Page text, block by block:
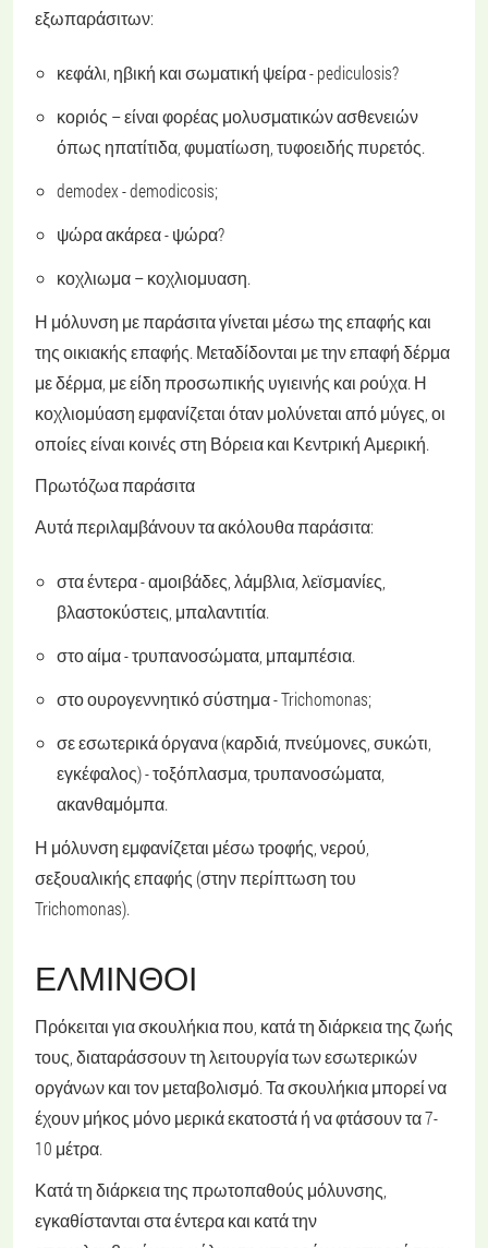
εξωπαράσιτων:
κεφάλι, ηβική και σωματική ψείρα - pediculosis?
κοριός – είναι φορέας μολυσματικών ασθενειών
όπως ηπατίτιδα, φυματίωση, τυφοειδής πυρετός.
demodex - demodicosis;
ψώρα ακάρεα - ψώρα?
κοχλιωμα – κοχλιομυαση.
Η μόλυνση με παράσιτα γίνεται μέσω της επαφής και
της οικιακής επαφής. Μεταδίδονται με την επαφή δέρμα
με δέρμα, με είδη προσωπικής υγιεινής και ρούχα. Η
κοχλιομύαση εμφανίζεται όταν μολύνεται από μύγες, οι
οποίες είναι κοινές στη Βόρεια και Κεντρική Αμερική.
Πρωτόζωα παράσιτα
Αυτά περιλαμβάνουν τα ακόλουθα παράσιτα:
στα έντερα - αμοιβάδες, λάμβλια, λεϊσμανίες,
βλαστοκύστεις, μπαλαντιτία.
στο αίμα - τρυπανοσώματα, μπαμπέσια.
στο ουρογεννητικό σύστημα - Trichomonas;
σε εσωτερικά όργανα (καρδιά, πνεύμονες, συκώτι,
εγκέφαλος) - τοξόπλασμα, τρυπανοσώματα,
ακανθαμόμπα.
Η μόλυνση εμφανίζεται μέσω τροφής, νερού,
σεξουαλικής επαφής (στην περίπτωση του
Trichomonas).
ΕΛΜΙΝΘΟΊ
Πρόκειται για σκουλήκια που, κατά τη διάρκεια της ζωής
τους, διαταράσσουν τη λειτουργία των εσωτερικών
οργάνων και τον μεταβολισμό. Τα σκουλήκια μπορεί να
έχουν μήκος μόνο μερικά εκατοστά ή να φτάσουν τα 7-
10 μέτρα.
Κατά τη διάρκεια της πρωτοπαθούς μόλυνσης,
εγκαθίστανται στα έντερα και κατά την